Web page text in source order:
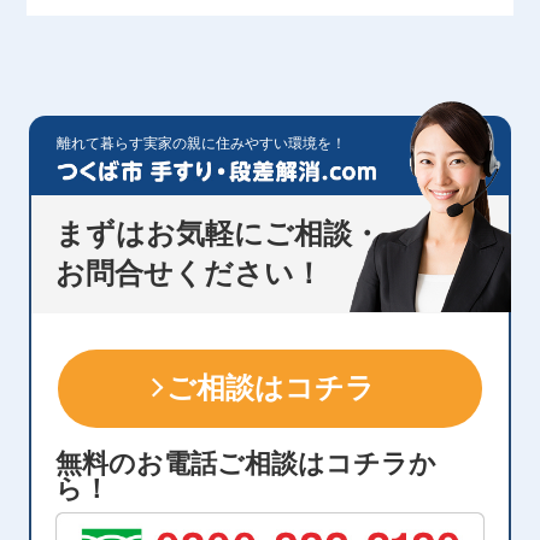
離れて暮らす実家の親に住みやすい環境を！
まずはお気軽にご相談・
お問合せください！
ご相談はコチラ
無料のお電話ご相談はコチラか
ら！